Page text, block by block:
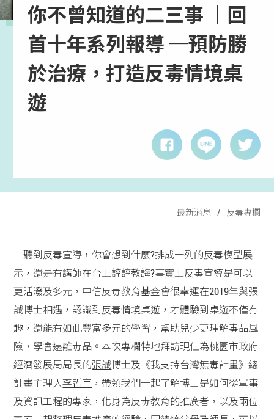
你不曾知道的二三事 ｜回
首十年系列報導 ─預防勝
於治療，打造反毒情境桌
遊
最新消息 反毒專欄
聽到反毒宣導，你會想到什麼?排成一列的反毒模型展
示，還是有講師在台上諄諄教誨?事實上反毒宣導是可以
更活潑及多元，中信反毒教育基金會很幸運在2019年與張
誠博士相遇，認識到反毒情境桌遊，才體驗到桌遊不僅有
趣，還能有如此豐富多元的學習，幫助兒少更理解毒品風
險，學會遠離毒品。本次專欄特地拜訪現任為桃園市政府
經濟發展局局長的張誠博士及《我支持台灣無毒計畫》總
計畫主理人李哲宇 ，帶領我們一起了解博士是如何從軍事
及資訊工程的專家，化身為反毒教育的推廣者，以及兩位